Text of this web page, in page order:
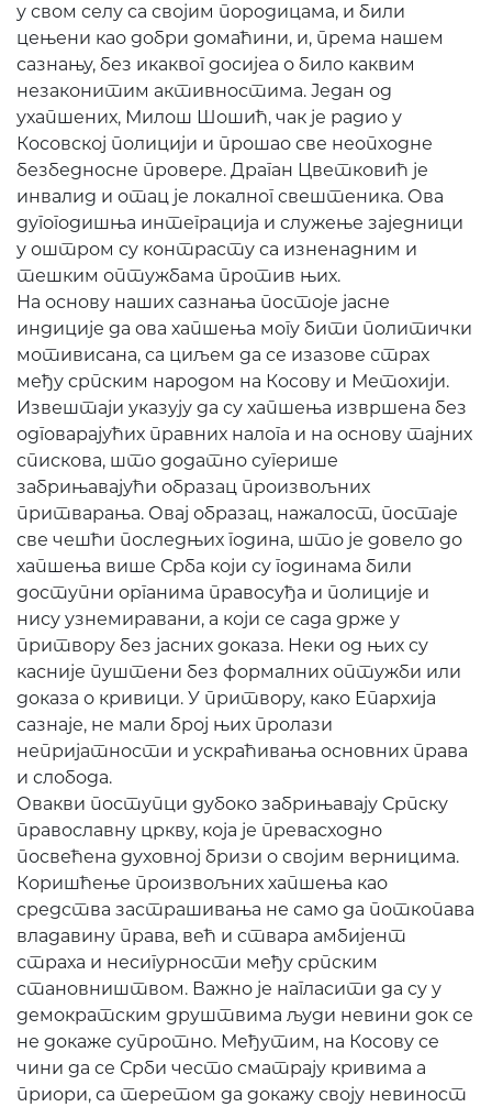
у свом селу са својим породицама, и били
цењени као добри домаћини, и, према нашем
сазнању, без икаквог досијеа о било каквим
незаконитим активностима. Један од
ухапшених, Милош Шошић, чак је радио у
Косовској полицији и прошао све неопходне
безбедносне провере. Драган Цветковић је
инвалид и отац је локалног свештеника. Ова
дугогодишња интеграција и служење заједници
у оштром су контрасту са изненадним и
тешким оптужбама против њих.
На основу наших сазнања постоје јасне
индиције да ова хапшења могу бити политички
мотивисана, са циљем да се изазове страх
међу српским народом на Косову и Метохији.
Извештаји указују да су хапшења извршена без
одговарајућих правних налога и на основу тајних
спискова, што додатно сугерише
забрињавајући образац произвољних
притварања. Овај образац, нажалост, постаје
све чешћи последњих година, што је довело до
хапшења више Срба који су годинама били
доступни органима правосуђа и полиције и
нису узнемиравани, а који се сада држе у
притвору без јасних доказа. Неки од њих су
касније пуштени без формалних оптужби или
доказа о кривици. У притвору, како Епархија
сазнаје, не мали број њих пролази
непријатности и ускраћивања основних права
и слобода.
Овакви поступци дубоко забрињавају Српску
православну цркву, која је превасходно
посвећена духовној бризи о својим верницима.
Коришћење произвољних хапшења као
средства застрашивања не само да поткопава
владавину права, већ и ствара амбијент
страха и несигурности међу српским
становништвом. Важно је нагласити да су у
демократским друштвима људи невини док се
не докаже супротно. Међутим, на Косову се
чини да се Срби често сматрају кривима а
приори, са теретом да докажу своју невиност